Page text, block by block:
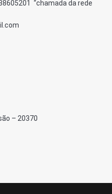
“chamada da rede
– 20370